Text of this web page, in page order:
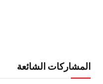
المشاركات الشائعة